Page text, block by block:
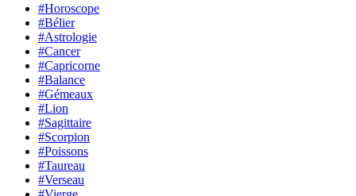
#Horoscope
#Bélier
#Astrologie
#Cancer
#Capricorne
#Balance
#Gémeaux
#Lion
#Sagittaire
#Scorpion
#Poissons
#Taureau
#Verseau